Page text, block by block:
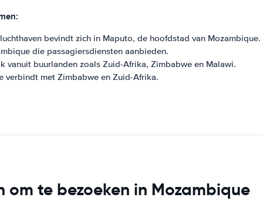
bevindt zich in Maputo, de hoofdstad van Mozambique.
die passagiersdiensten aanbieden.
vanuit buurlanden zoals Zuid-Afrika, Zimbabwe en Malawi.
verbindt met Zimbabwe en Zuid-Afrika.
om te bezoeken in Mozambique